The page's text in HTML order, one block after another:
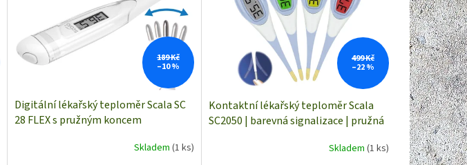
189 Kč
–10 %
Digitální lékařský teploměr Scala SC
28 FLEX s pružným koncem
Skladem (1 ks)
499 Kč
–22 %
Kontaktní lékařský teploměr Scala
SC2050 | barevná signalizace | pružná
Skladem (1 ks)